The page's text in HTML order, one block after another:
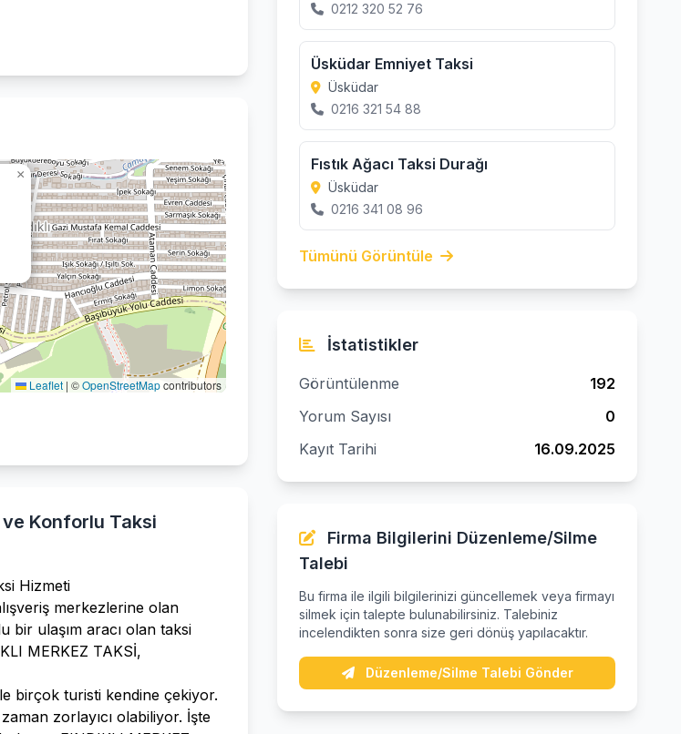
×
Leaflet | ©OpenStreetMapcontributors
ve Konforlu Taksi
Hizmeti
merkezlerine olan
bir ulaşım aracı olan taksi
MERKEZ TAKSİ,
birçok turisti kendine çekiyor.
zorlayıcı olabiliyor. İşte
0212 320 52 76
Üsküdar Emniyet Taksi
Üsküdar
0216 321 54 88
Fıstık Ağacı Taksi Durağı
Üsküdar
0216 341 08 96
Tümünü Görüntüle
İstatistikler
Görüntülenme
192
Yorum Sayısı
0
Kayıt Tarihi
16.09.2025
Firma Bilgilerini Düzenleme/Silme
Talebi
Bu firma ile ilgili bilgilerinizi güncellemek veya firmayı
silmek için talepte bulunabilirsiniz. Talebiniz
incelendikten sonra size geri dönüş yapılacaktır.
Düzenleme/Silme Talebi Gönder